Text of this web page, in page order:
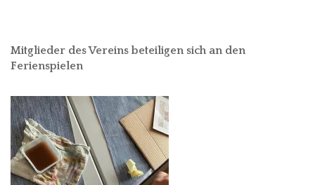
Mitglieder des Vereins beteiligen sich an den
Ferienspielen